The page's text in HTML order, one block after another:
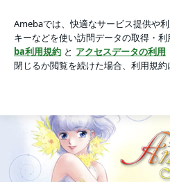
eba -2ページ目
アプリをダウンロードして ブログの
ょう。